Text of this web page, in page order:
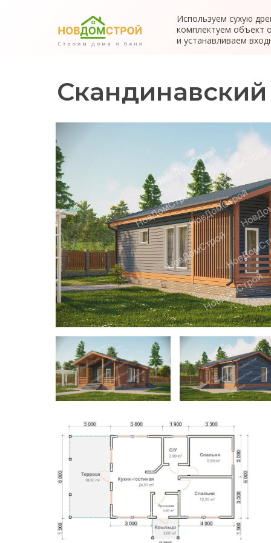
Используем сухую
комплектуем объект
и устанавливаем
Скандинавский